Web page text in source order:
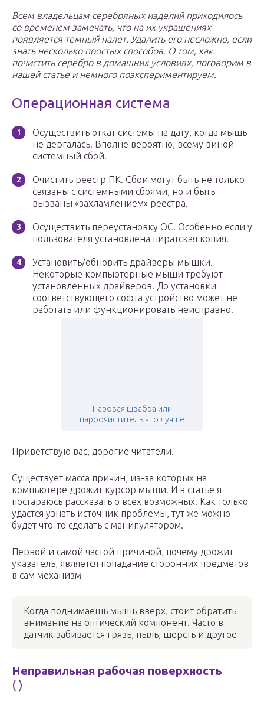
Всем владельцам серебряных изделий приходилось
со временем замечать, что на их украшениях
появляется темный налет. Удалить его несложно, если
знать несколько простых способов. О том, как
почистить серебро в домашних условиях, поговорим в
нашей статье и немного поэкспериментируем.
Операционная система
Осуществить откат системы на дату, когда мышь
не дергалась. Вполне вероятно, всему виной
системный сбой.
Очистить реестр ПК. Сбои могут быть не только
связаны с системными сбоями, но и быть
вызваны «захламлением» реестра.
Осуществить переустановку ОС. Особенно если у
пользователя установлена пиратская копия.
Установить/обновить драйверы мышки.
Некоторые компьютерные мыши требуют
установленных драйверов. До установки
соответствующего софта устройство может не
работать или функционировать неисправно.
Паровая швабра или
пароочиститель что лучше
Приветствую вас, дорогие читатели.
Существует масса причин, из-за которых на
компьютере дрожит курсор мыши. И в статье я
постараюсь рассказать о всех возможных. Как только
удастся узнать источник проблемы, тут же можно
будет что-то сделать с манипулятором.
Первой и самой частой причиной, почему дрожит
указатель, является попадание сторонних предметов
в сам механизм
Когда поднимаешь мышь вверх, стоит обратить
внимание на оптический компонент. Часто в
датчик забивается грязь, пыль, шерсть и другое
Неправильная рабочая поверхность
( )